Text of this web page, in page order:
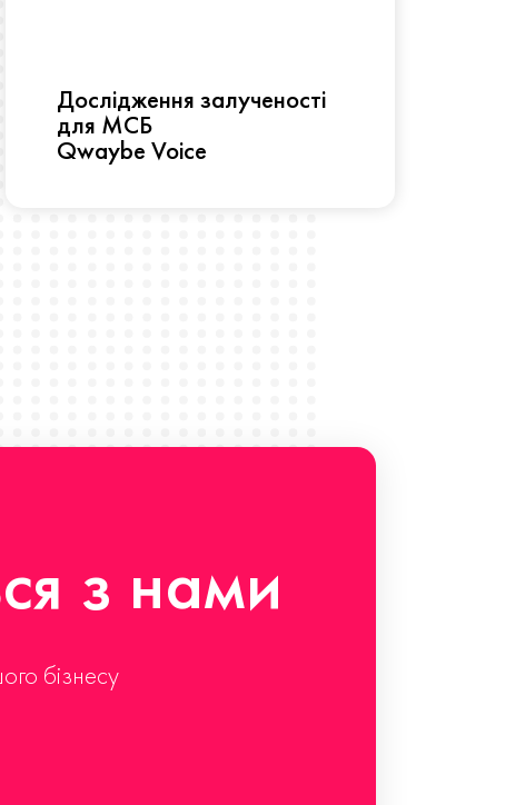
Дослідження залученості
для МСБ
Qwaybe Voice
з нами
бізнесу